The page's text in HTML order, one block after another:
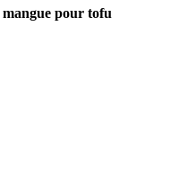
pour tofu